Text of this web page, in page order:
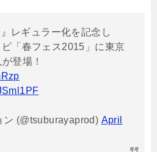
レギュラー化を記念し
「春フェス2015」に東京
登場！
(@tsuburayaprod) April